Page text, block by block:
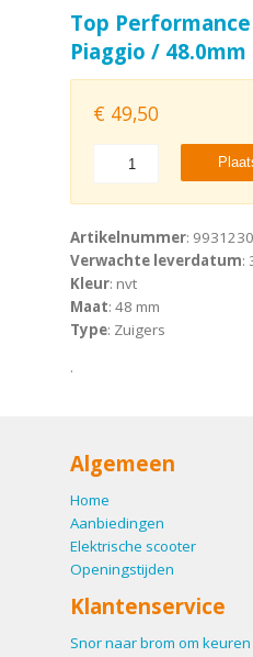
Top
Piaggio /
€ 49,50
Artikelnummer: 9931230
Verwachte leverdatum:
Kleur: nvt
Maat: 48 mm
Type: Zuigers
.
Algemeen
Home
Aanbiedingen
Elektrische scooter
Openingstijden
Klantenservice
Snor naar brom om keuren